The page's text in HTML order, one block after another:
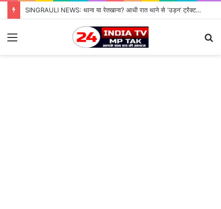
SINGRAULI NEWS: थाना या रेतखाना? आधी रात थाने से ‘उड़न’ ट्रैक्टर, जियावन पुलिस के पहरे में माफिया पास रेत माफिया के आगे नतमस्तक सिस्टम, सुशासन की पोल खोलती जियावन थाने की सनसनीखेज कहानी
Menu